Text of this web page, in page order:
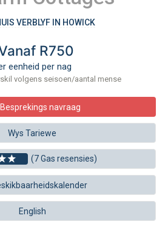
VERBLYF IN HOWICK
R750
eenheid per nag
volgens seisoen/aantal mense
Besprekings navraag
Wys Tariewe
(7 Gas resensies)
English